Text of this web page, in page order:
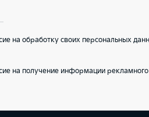
обработку своих персональных
получение информации рекламного